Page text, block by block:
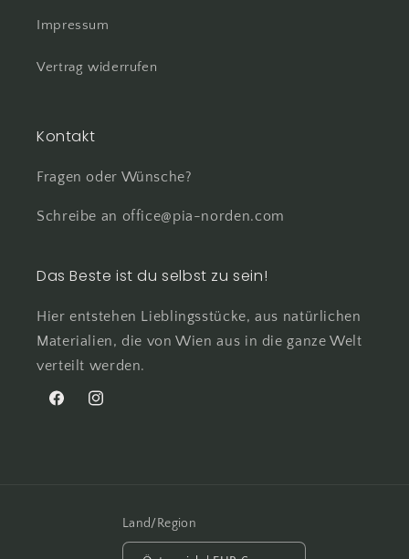
Impressum
Vertrag widerrufen
Kontakt
Fragen oder Wünsche?
Schreibe an office@pia-norden.com
Das Beste ist du selbst zu sein!
Hier entstehen Lieblingsstücke, aus natürlichen
Materialien, die von Wien aus in die ganze Welt
verteilt werden.
FacebookInstagram
Land/Region